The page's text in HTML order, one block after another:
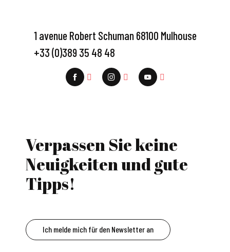
1 avenue Robert Schuman 68100 Mulhouse
+33 (0)389 35 48 48
Verpassen Sie keine
Neuigkeiten und gute
Tipps!
Ich melde mich für den Newsletter an